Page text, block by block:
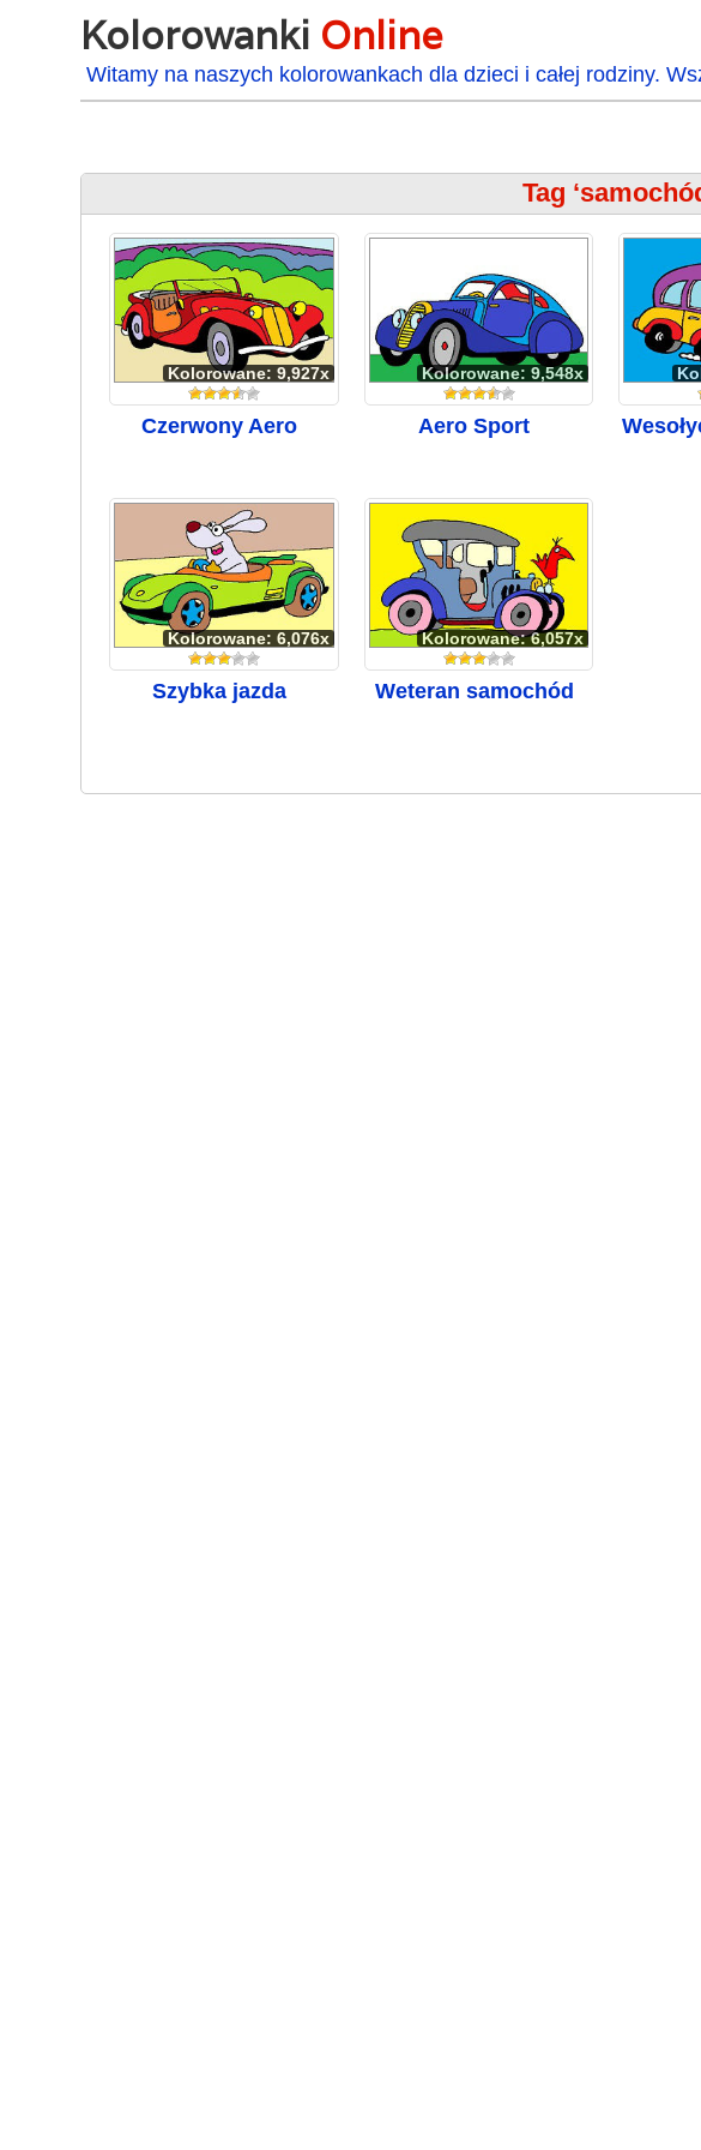
Kolorowanki Online
Witamy na naszych kolorowankach dla dzieci i całej rodziny.
Tag
Kolorowane: 9,927x
Czerwony Aero
Kolorowane: 9,548x
Aero Sport
Kolorowane: 6,076x
Szybka jazda
Kolorowane: 6,057x
Weteran samochód